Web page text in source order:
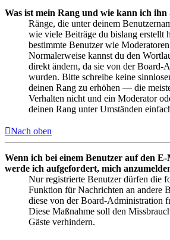
Was ist mein Rang und wie kann ich ihn
Ränge, die unter deinem
wie viele Beiträge du bislang erstellt
bestimmte Benutzer wie
Normalerweise kannst du den
direkt ändern, da sie von der Board-
wurden. Bitte schreibe keine
deinen Rang zu erhöhen — die
Verhalten nicht und ein Moderator
deinen Rang unter Umständen
Nach oben
Wenn ich bei einem Benutzer auf den
werde ich aufgefordert, mich
Nur registrierte Benutzer dürfen die
Funktion für Nachrichten an andere
diese von der Board-Administration
Diese Maßnahme soll den
Gäste verhindern.